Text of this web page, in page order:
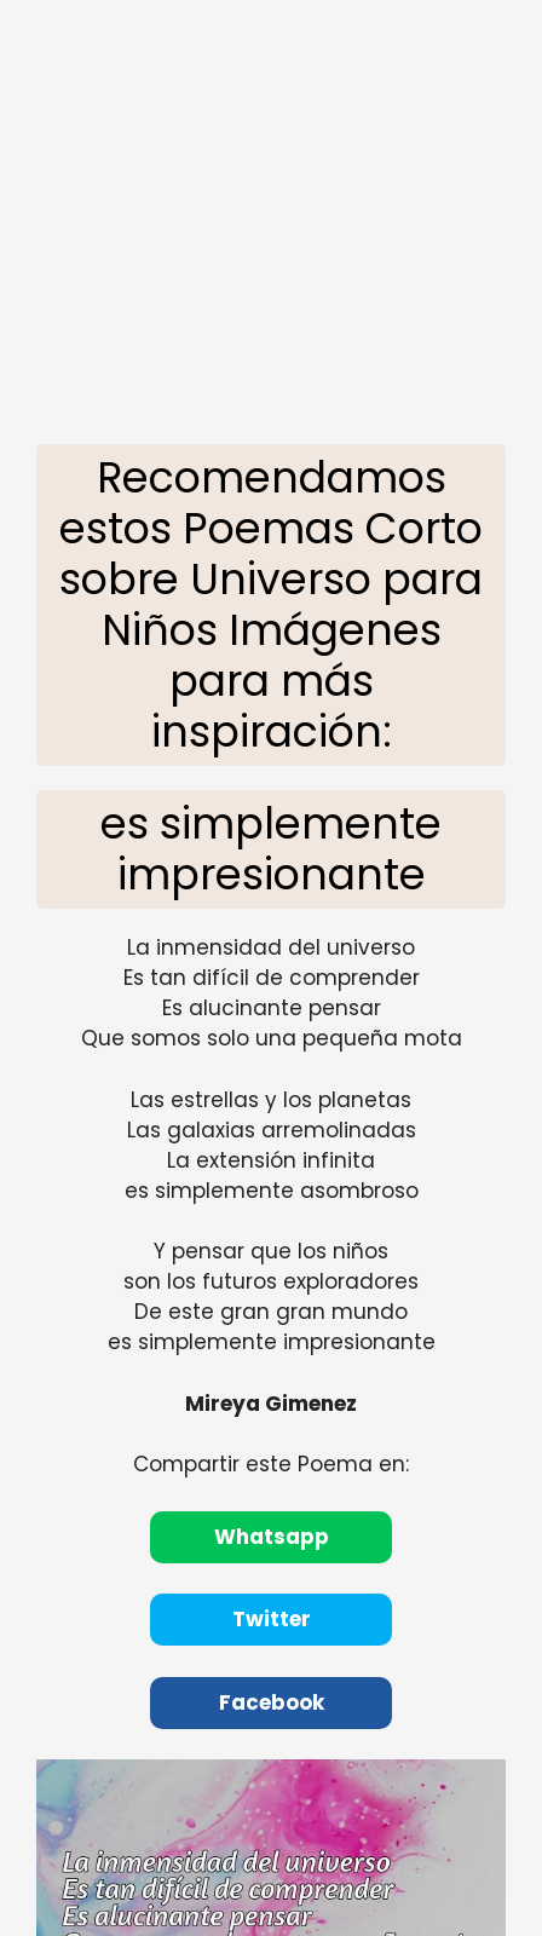
Recomendamos
estos Poemas Corto
sobre Universo para
Niños Imágenes
para más
inspiración:
es simplemente
impresionante
La inmensidad del universo
Es tan difícil de comprender
Es alucinante pensar
Que somos solo una pequeña mota
Las estrellas y los planetas
Las galaxias arremolinadas
La extensión infinita
es simplemente asombroso
Y pensar que los niños
son los futuros exploradores
De este gran gran mundo
es simplemente impresionante
Mireya Gimenez
Compartir este Poema en:
Whatsapp
Twitter
Facebook